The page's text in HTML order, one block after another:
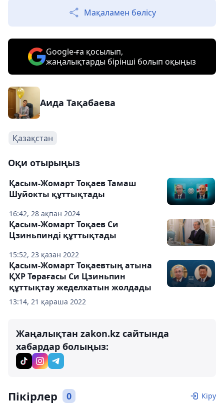
Мақаламен бөлісу
Google-ға қосылып,
жаңалықтарды бірінші болып оқыңыз
Аида Тақабаева
Қазақстан
Оқи отырыңыз
16:42, 28 ақпан 2024
Қасым-Жомарт Тоқаев Тамаш
Шуйокты құттықтады
15:52, 23 қазан 2022
Қасым-Жомарт Тоқаев Си
Цзиньпинді құттықтады
13:14, 21 қараша 2022
Қасым-Жомарт Тоқаевтың атына
ҚХР Төрағасы Си Цзиньпин
құттықтау жеделхатын жолдады
Жаңалықтан zakon.kz сайтында
хабардар болыңыз:
Пікірлер 0 Кіру